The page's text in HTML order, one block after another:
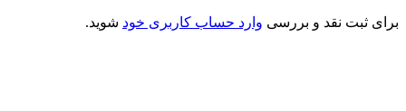
ثبت نقد و بررسی وارد حساب کاربری خودشوید.